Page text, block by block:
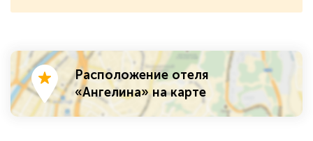
Расположение отеля
«Ангелина» на карте